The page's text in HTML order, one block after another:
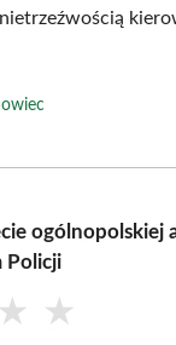
ogólnopolskiej
Policji
★ ★